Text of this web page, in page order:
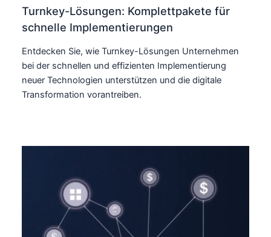
Turnkey-Lösungen: Komplettpakete für
schnelle Implementierungen
Entdecken Sie, wie Turnkey-Lösungen Unternehmen
bei der schnellen und effizienten Implementierung
neuer Technologien unterstützen und die digitale
Transformation vorantreiben.